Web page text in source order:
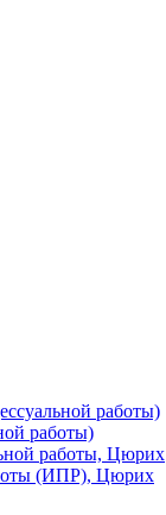
работы)
работы)
работы, Цюрих
(ИПР), Цюрих